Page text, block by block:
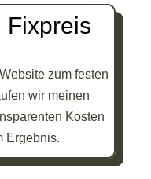
Fixpreis
zum festen
wir meinen
Kosten
Ergebnis.